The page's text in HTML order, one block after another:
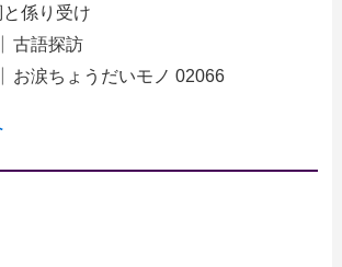
と係り受け
古語探訪
お涙ちょうだいモノ 02066